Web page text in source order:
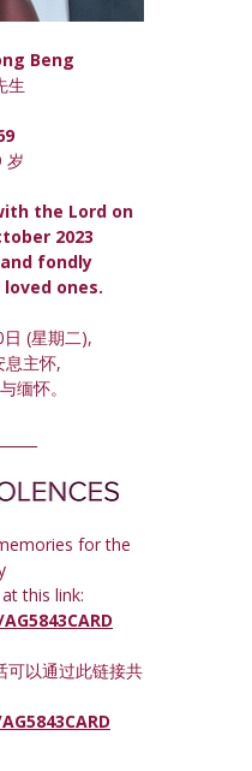
Beng
生
岁
the Lord on
2023
fondly
ones.
(星期二),
息主怀,
缅怀。
for the
this link:
可以通过此链接共